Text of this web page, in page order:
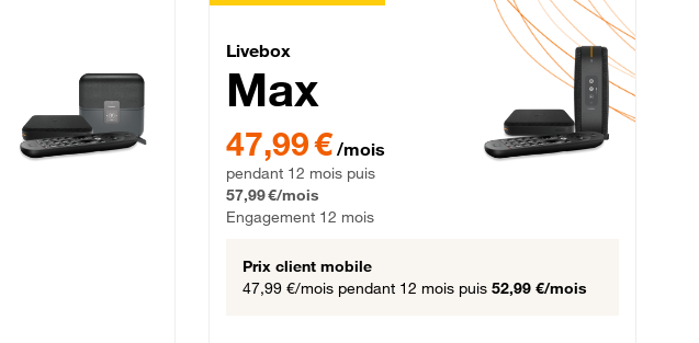
Fibre
42,99 € par mois, Engagement 12 mois
Livebox Max Fibre
Livebox
Max
47,99 € par mois pendant 12 mois puis 57,99 € par mois,
47,99 € /mois
pendant 12 mois puis
57,99 €/mois
Engagement 12 mois
Prix client mobile
47,99 €/mois pendant 12 mois puis 52,99 €/mois